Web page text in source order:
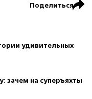
Поделиться
удивительных
зачем на суперъяхты